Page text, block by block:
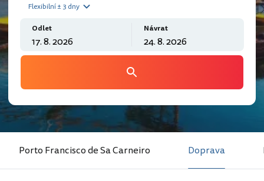
Flexibilní ± 3 dny
Odlet Návrat
Porto Francisco de Sa Carneiro Doprava